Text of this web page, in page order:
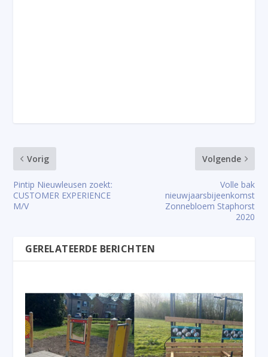
Vorig
Pintip Nieuwleusen zoekt:
CUSTOMER EXPERIENCE
M/V
Volgende
Volle bak
nieuwjaarsbijeenkomst
Zonnebloem Staphorst
2020
GERELATEERDE BERICHTEN